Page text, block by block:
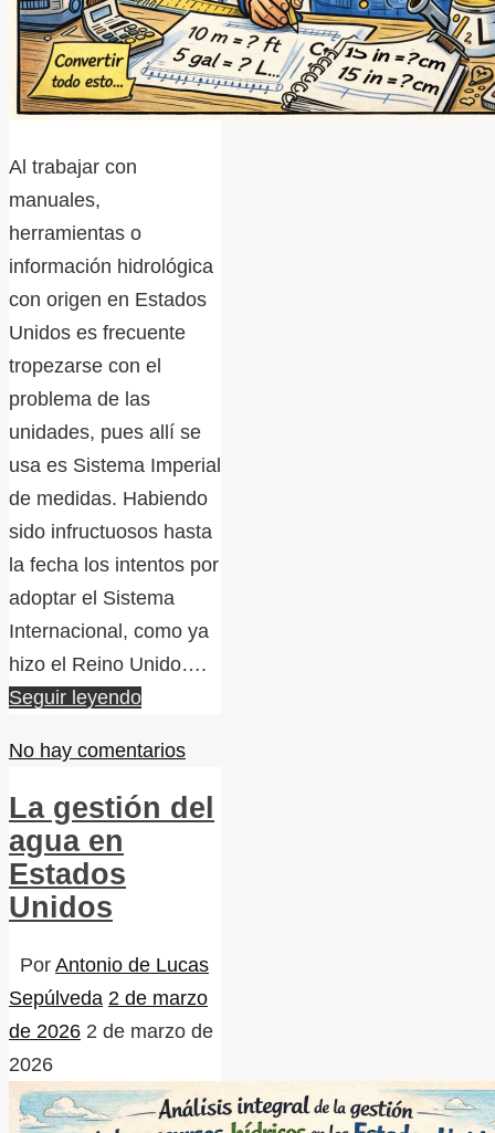
Al trabajar con
manuales,
herramientas o
información hidrológica
con origen en Estados
Unidos es frecuente
tropezarse con el
problema de las
unidades, pues allí se
usa es Sistema Imperial
de medidas. Habiendo
sido infructuosos hasta
la fecha los intentos por
adoptar el Sistema
Internacional, como ya
hizo el Reino Unido….
Seguir leyendo
No hay comentarios
La gestión del
agua en
Estados
Unidos
Por Antonio de Lucas
Sepúlveda 2 de marzo
de 2026 2 de marzo de
2026